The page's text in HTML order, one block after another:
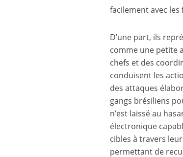
facilement avec
D’une part, ils
comme une petite
chefs et des
conduisent les
des attaques
gangs brésiliens
n’est laissé au
électronique
cibles à travers
permettant de